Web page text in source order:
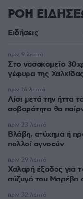
ΡΟΗ
Ειδήσεις
Στο νοσοκομείο
γέφυρα της Χαλκίδας
πριν 9 λεπτά
Λίσι μετά την ήττα
σοβαρότητα θα
πριν 16 λεπτά
Βλάβη, ατύχημα ή
πολλοί αγνοούν
πριν 23 λεπτά
Χαλαρή έξοδος για
σύζυγό του Μαρέβα
πριν 29 λεπτά
πριν 32 λεπτά